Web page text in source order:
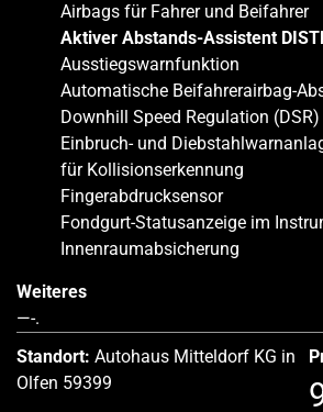
Airbags für Fahrer und Beifahrer
Aktiver Abstands-Assistent
Ausstiegswarnfunktion
Automatische Beifahrerairbag-
Downhill Speed Regulation (DSR)
Einbruch- und
für Kollisionserkennung
Fingerabdrucksensor
Fondgurt-Statusanzeige im
Innenraumabsicherung
Weiteres
—-.
Standort: Autohaus Mitteldorf KG in
Olfen 59399